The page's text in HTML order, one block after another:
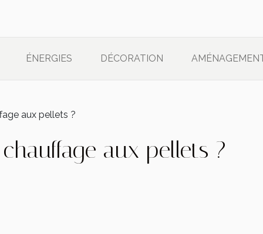
ÉNERGIES DÉCORATION
aux pellets ?
aux pellets ?